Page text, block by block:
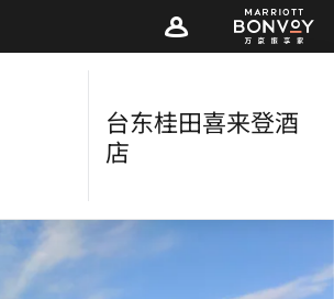
台东桂田喜来登酒
店